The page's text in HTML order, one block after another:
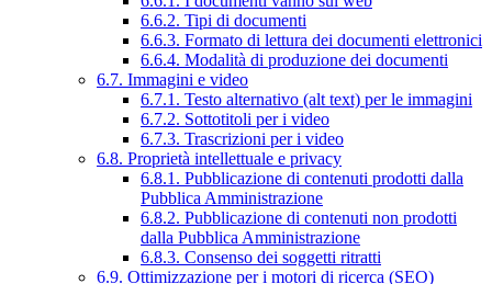
6.6.2. Tipi di documenti
6.6.3. Formato di lettura dei documenti elettronici
6.6.4. Modalità di produzione dei documenti
6.7. Immagini e video
6.7.1. Testo alternativo (alt text) per le immagini
6.7.2. Sottotitoli per i video
6.7.3. Trascrizioni per i video
6.8. Proprietà intellettuale e privacy
6.8.1. Pubblicazione di contenuti prodotti dalla
Pubblica Amministrazione
6.8.2. Pubblicazione di contenuti non prodotti
dalla Pubblica Amministrazione
6.8.3. Consenso dei soggetti ritratti
6.9. Ottimizzazione per i motori di ricerca (SEO)